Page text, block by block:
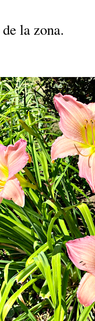
la zona.